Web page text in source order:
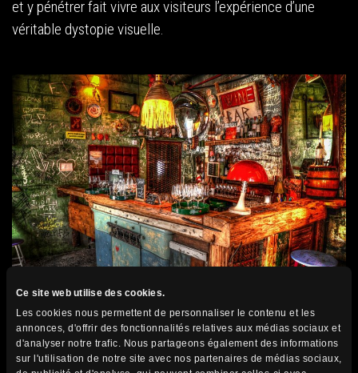
Ce site web utilise des cookies.
Les cookies nous permettent de personnaliser le contenu et les
annonces, d'offrir des fonctionnalités relatives aux médias sociaux et
d'analyser notre trafic. Nous partageons également des informations
sur l'utilisation de notre site avec nos partenaires de médias sociaux,
et y pénétrer fait vivre aux visiteurs l’expérience d’une
véritable dystopie visuelle.
Pest est aussi connu pour sa vie culturelle. En effet, on y
retrouve l’Opéra, des théâtres et la salle de spectacle The